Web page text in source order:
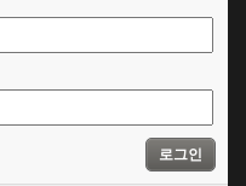
로그인